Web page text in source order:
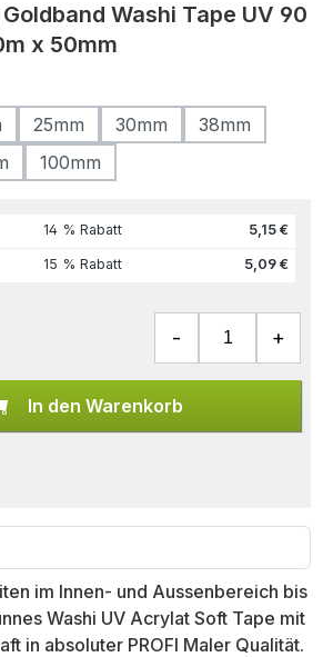
Washi Tape UV 90
x 50mm
25mm 30mm
38mm
100mm
14 % Rabatt 5,15 €
15 % Rabatt 5,09 €
In den Warenkorb
im Innen- und Aussenbereich bis
Washi UV Acrylat Soft Tape mit
in absoluter PROFI Maler Qualität.